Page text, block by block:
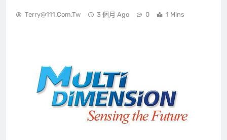
Terry@111.com.tw 3 個月 Ago 0 1 Mins